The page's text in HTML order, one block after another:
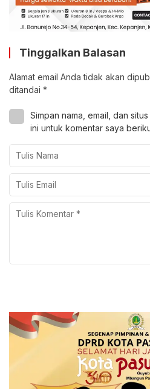
Tinggalkan Balasan
Alamat email Anda tidak akan
ditandai *
Simpan nama, email, dan
ini untuk komentar saya